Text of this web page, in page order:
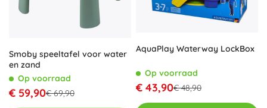
Smoby speeltafel voor water
en zand
Op voorraad
€ 59,90€ 69,90
AquaPlay Waterway LockBox
Op voorraad
€ 43,90€ 48,90